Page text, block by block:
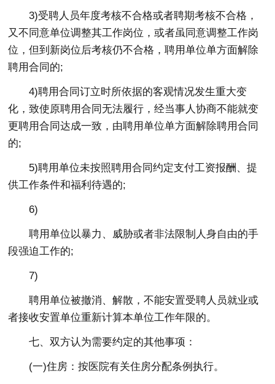
3)受聘人员年度考核不合格或者聘期考核不合格，
又不同意单位调整其工作岗位，或者虽同意调整工作岗
位，但到新岗位后考核仍不合格，聘用单位单方面解除
聘用合同的;
4)聘用合同订立时所依据的客观情况发生重大变
化，致使原聘用合同无法履行，经当事人协商不能就变
更聘用合同达成一致，由聘用单位单方面解除聘用合同
的;
5)聘用单位未按照聘用合同约定支付工资报酬、提
供工作条件和福利待遇的;
6)
聘用单位以暴力、威胁或者非法限制人身自由的手
段强迫工作的;
7)
聘用单位被撤消、解散，不能安置受聘人员就业或
者接收安置单位重新计算本单位工作年限的。
七、双方认为需要约定的其他事项：
(一)住房：按医院有关住房分配条例执行。